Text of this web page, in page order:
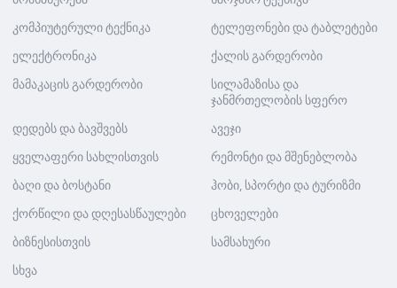
კომპიუტერული ტექნიკა
ტელეფონები და ტაბლეტები
ელექტრონიკა
ქალის გარდერობი
მამაკაცის გარდერობი
სილამაზისა და
ჯანმრთელობის სფერო
დედებს და ბავშვებს
ავეჯი
ყველაფერი სახლისთვის
რემონტი და მშენებლობა
ბაღი და ბოსტანი
ჰობი, სპორტი და ტურიზმი
ქორწილი და დღესასწაულები
ცხოველები
ბიზნესისთვის
სამსახური
სხვა